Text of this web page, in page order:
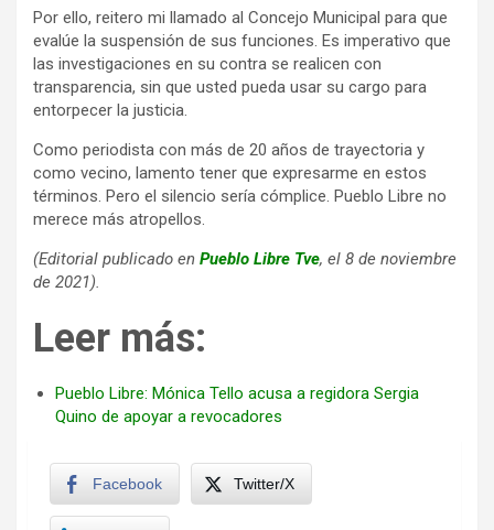
Por ello, reitero mi llamado al Concejo Municipal para que
evalúe la suspensión de sus funciones. Es imperativo que
las investigaciones en su contra se realicen con
transparencia, sin que usted pueda usar su cargo para
entorpecer la justicia.
Como periodista con más de 20 años de trayectoria y
como vecino, lamento tener que expresarme en estos
términos. Pero el silencio sería cómplice. Pueblo Libre no
merece más atropellos.
(Editorial publicado en Pueblo Libre Tve, el 8 de noviembre
de 2021).
Leer más:
Pueblo Libre: Mónica Tello acusa a regidora Sergia
Quino de apoyar a revocadores
Facebook Twitter/X